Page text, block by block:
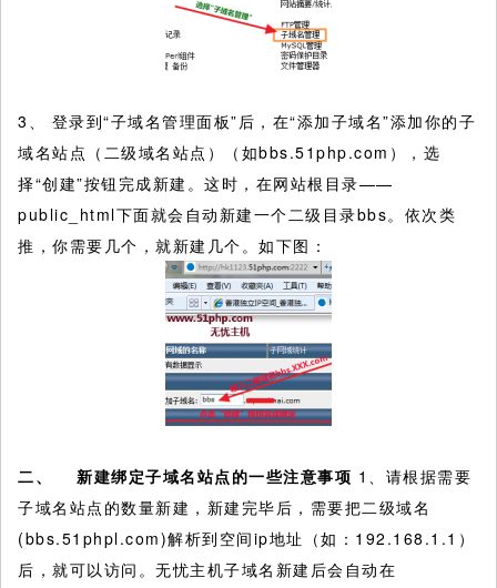
3、 登录到“子域名管理面板”后，在“添加子域名”添加你的子
域名站点（二级域名站点）（如bbs.51php.com），选
择“创建”按钮完成新建。这时，在网站根目录——
public_html下面就会自动新建一个二级目录bbs。依次类
推，你需要几个，就新建几个。如下图：
二、 新建绑定子域名站点的一些注意事项 1、请根据需要
子域名站点的数量新建，新建完毕后，需要把二级域名
(bbs.51phpl.com)解析到空间ip地址（如：192.168.1.1）
后，就可以访问。无忧主机子域名新建后会自动在